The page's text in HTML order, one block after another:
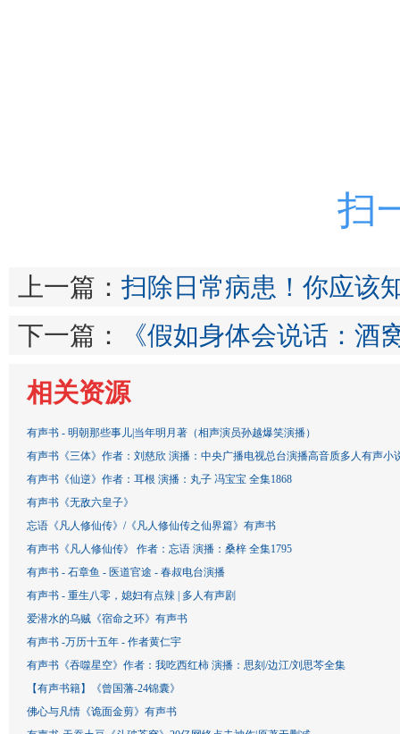
扫
上一篇： 扫除日常病患！你应该
下一篇：
《假如身体会说话：
相关资源
有声书 - 明朝那些事儿|当年明月著（相声演员孙越爆笑演播）
有声书《三体》作者：刘慈欣 演播：中央广播电视总台演播高音质多人有声小
有声书《仙逆》作者：耳根 演播：丸子 冯宝宝 全集1868
有声书《无敌六皇子》
忘语《凡人修仙传》/《凡人修仙传之仙界篇》有声书
有声书《凡人修仙传》 作者：忘语 演播：桑梓 全集1795
有声书 - 石章鱼 - 医道官途 - 春叔电台演播
有声书 - 重生八零，媳妇有点辣 | 多人有声剧
爱潜水的乌贼《宿命之环》有声书
有声书 -万历十五年 - 作者黄仁宇
有声书《吞噬星空》作者：我吃西红柿 演播：思刻/边江/刘思芩全集
【有声书籍】《曾国藩-24锦囊》
佛心与凡情《诡面金剪》有声书